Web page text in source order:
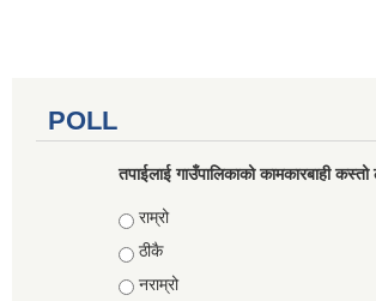
POLL
तपाईलाई गाउँपालिकाको कामकारबाही
Choices
राम्रो
ठीकै
नराम्रो